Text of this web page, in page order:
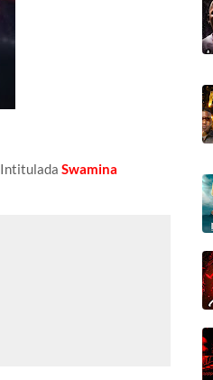
Intitulada Swamina